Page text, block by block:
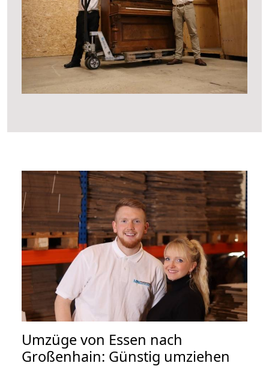
Umzüge von Essen nach
Großenhain: Günstig umziehen